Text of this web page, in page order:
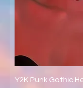
Y2K Punk Gothic